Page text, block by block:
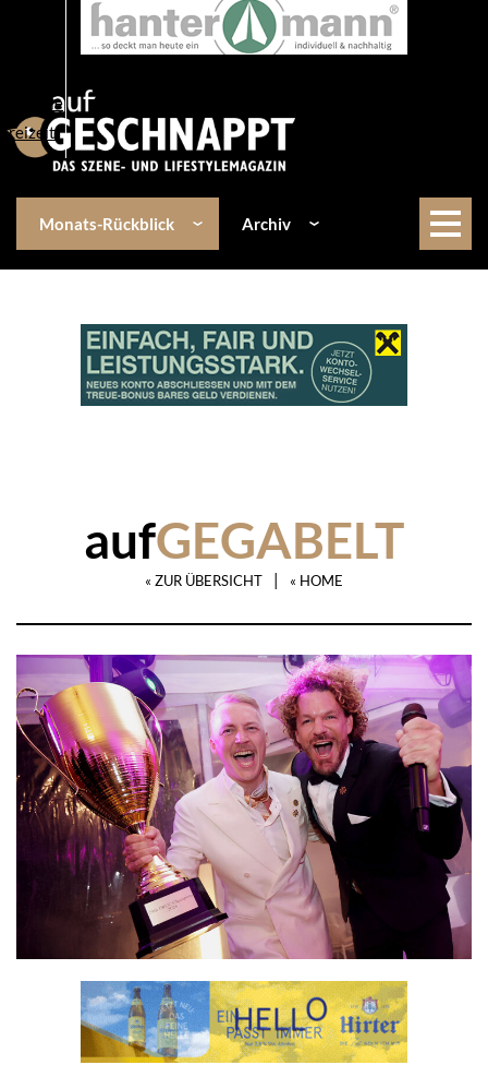
Lifestyle
Freizeit
Monats-Rückblick Archiv
aufGEGABELT
« ZUR ÜBERSICHT | « HOME